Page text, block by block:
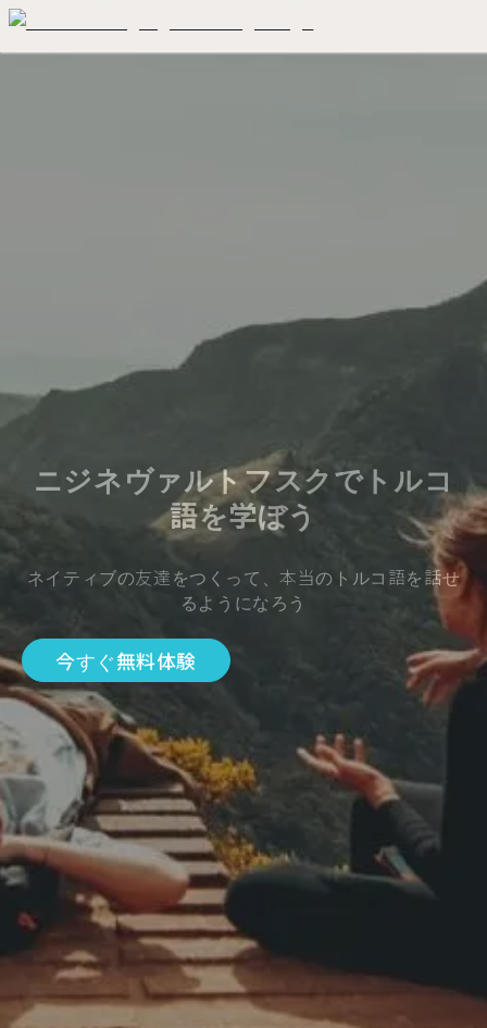
ニジネヴァルトフスクでトルコ
語を学ぼう
ネイティブの友達をつくって、本当のトルコ語を話せ
るようになろう
今すぐ無料体験